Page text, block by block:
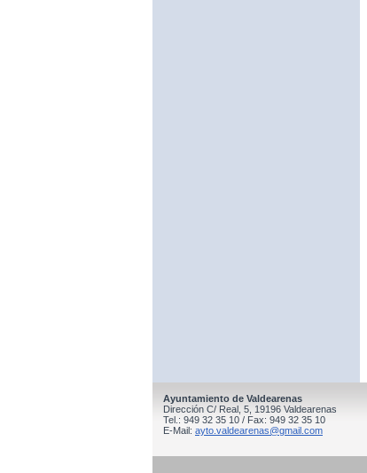
Ayuntamiento de Valdearenas
Dirección C/ Real, 5, 19196 Valdearenas
Tel.: 949 32 35 10 / Fax: 949 32 35 10
E-Mail: ayto.valdearenas@gmail.com